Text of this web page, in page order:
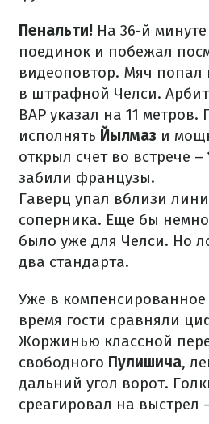
Пенальти! На 36-й
поединок и побежал
видеоповтор. Мяч
в штрафной Челси.
ВАР указал на 11 метров.
исполнять Йылмаз и
открыл счет во встрече –
забили французы.
Гаверц упал вблизи
соперника. Еще бы
было уже для Челси. Но
два стандарта.
Уже в компенсированное
время гости сравняли
Жоржинью классной
свободного Пулишича,
дальний угол ворот.
среагировал на выстрел